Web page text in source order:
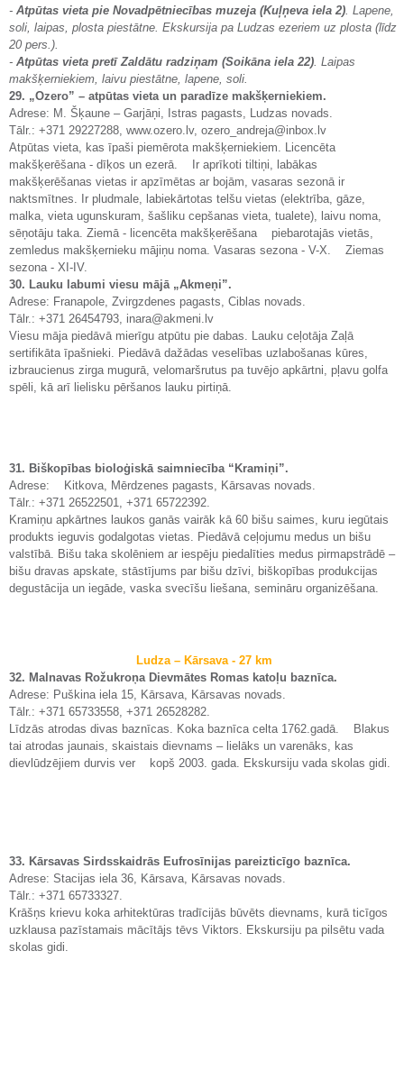
- Atpūtas vieta pie Novadpētniecības muzeja (Kuļņeva iela 2). Lapene,
soli, laipas, plosta piestātne. Ekskursija pa Ludzas ezeriem uz plosta (līdz
20 pers.).
- Atpūtas vieta pretī Zaldātu radziņam (Soikāna iela 22). Laipas
makšķerniekiem, laivu piestātne, lapene, soli.
29. „Ozero” – atpūtas vieta un paradīze makšķerniekiem.
Adrese: M. Šķaune – Garjāņi, Istras pagasts, Ludzas novads.
Tālr.: +371 29227288, www.ozero.lv, ozero_andreja@inbox.lv
Atpūtas vieta, kas īpaši piemērota makšķerniekiem. Licencēta
makšķerēšana - dīķos un ezerā. Ir aprīkoti tiltiņi, labākas
makšķerēšanas vietas ir apzīmētas ar bojām, vasaras sezonā ir
naktsmītnes. Ir pludmale, labiekārtotas telšu vietas (elektrība, gāze,
malka, vieta ugunskuram, šašliku cepšanas vieta, tualete), laivu noma,
sēņotāju taka. Ziemā - licencēta makšķerēšana piebarotajās vietās,
zemledus makšķernieku mājiņu noma. Vasaras sezona - V-X. Ziemas
sezona - XI-IV.
30. Lauku labumi viesu mājā „Akmeņi”.
Adrese: Franapole, Zvirgzdenes pagasts, Ciblas novads.
Tālr.: +371 26454793, inara@akmeni.lv
Viesu māja piedāvā mierīgu atpūtu pie dabas. Lauku ceļotāja Zaļā
sertifikāta īpašnieki. Piedāvā dažādas veselības uzlabošanas kūres,
izbraucienus zirga mugurā, velomaršrutus pa tuvējo apkārtni, pļavu golfa
spēli, kā arī lielisku pēršanos lauku pirtiņā.
31. Biškopības bioloģiskā saimniecība “Kramiņi”.
Adrese: Kitkova, Mērdzenes pagasts, Kārsavas novads.
Tālr.: +371 26522501, +371 65722392.
Kramiņu apkārtnes laukos ganās vairāk kā 60 bišu saimes, kuru iegūtais
produkts ieguvis godalgotas vietas. Piedāvā ceļojumu medus un bišu
valstībā. Bišu taka skolēniem ar iespēju piedalīties medus pirmapstrādē –
bišu dravas apskate, stāstījums par bišu dzīvi, biškopības produkcijas
degustācija un iegāde, vaska svecīšu liešana, semināru organizēšana.
Ludza – Kārsava - 27 km
32. Malnavas Rožukroņa Dievmātes Romas katoļu baznīca.
Adrese: Puškina iela 15, Kārsava, Kārsavas novads.
Tālr.: +371 65733558, +371 26528282.
Līdzās atrodas divas baznīcas. Koka baznīca celta 1762.gadā. Blakus
tai atrodas jaunais, skaistais dievnams – lielāks un varenāks, kas
dievlūdzējiem durvis ver kopš 2003. gada. Ekskursiju vada skolas gidi.
33. Kārsavas Sirdsskaidrās Eufrosīnijas pareizticīgo baznīca.
Adrese: Stacijas iela 36, Kārsava, Kārsavas novads.
Tālr.: +371 65733327.
Krāšņs krievu koka arhitektūras tradīcijās būvēts dievnams, kurā ticīgos
uzklausa pazīstamais mācītājs tēvs Viktors. Ekskursiju pa pilsētu vada
skolas gidi.